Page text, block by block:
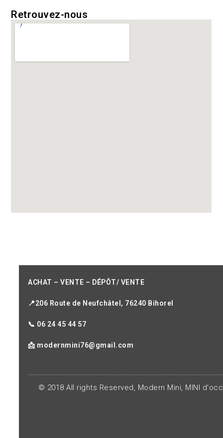
Retrouvez-nous
ACHAT – VENTE – DÉPÔT/ VENTE
📍206 Route de Neufchâtel, 76240 Bihorel
📞 06 24 45 44 57
📩 modernmini76@gmail.com
© 2018 All rights Reserved, Modern Mini, MINI